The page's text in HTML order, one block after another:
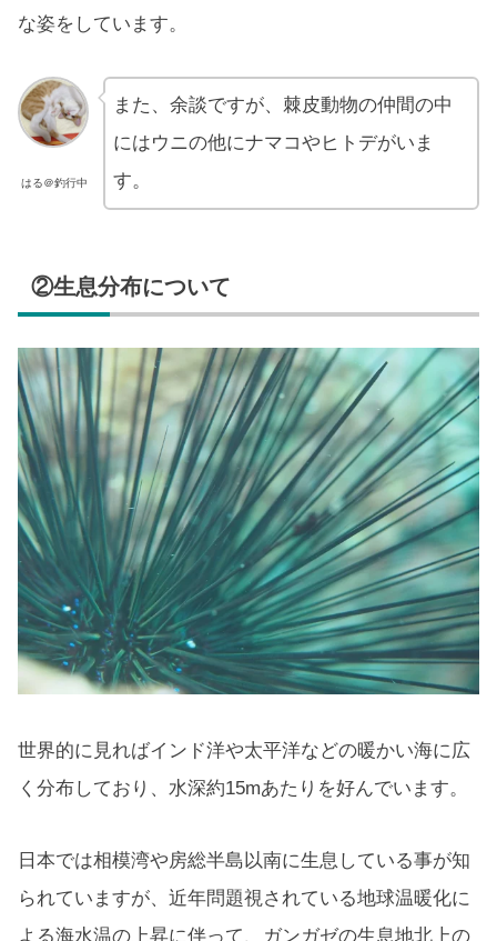
な姿をしています。
はる＠釣行中
また、余談ですが、棘皮動物の仲間の中
にはウニの他にナマコやヒトデがいま
す。
②生息分布について
世界的に見ればインド洋や太平洋などの暖かい海に広
く分布しており、水深約15mあたりを好んでいます。
日本では相模湾や房総半島以南に生息している事が知
られていますが、近年問題視されている地球温暖化に
よる海水温の上昇に伴って、ガンガゼの生息地北上の